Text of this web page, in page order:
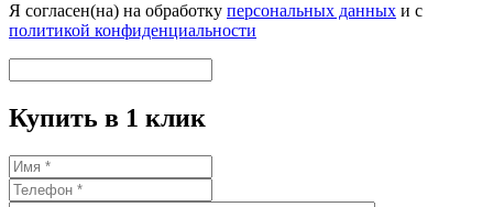
Я согласен(на) на обработку персональных данных и с
политикой конфиденциальности
Купить в 1 клик